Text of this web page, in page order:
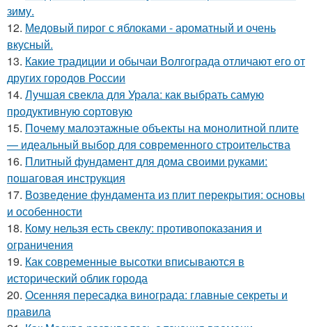
зиму.
12. Медовый пирог с яблоками - ароматный и очень
вкусный.
13. Какие традиции и обычаи Волгограда отличают его от
других городов России
14. Лучшая свекла для Урала: как выбрать самую
продуктивную сортовую
15. Почему малоэтажные объекты на монолитной плите
— идеальный выбор для современного строительства
16. Плитный фундамент для дома своими руками:
пошаговая инструкция
17. Возведение фундамента из плит перекрытия: основы
и особенности
18. Кому нельзя есть свеклу: противопоказания и
ограничения
19. Как современные высотки вписываются в
исторический облик города
20. Осенняя пересадка винограда: главные секреты и
правила